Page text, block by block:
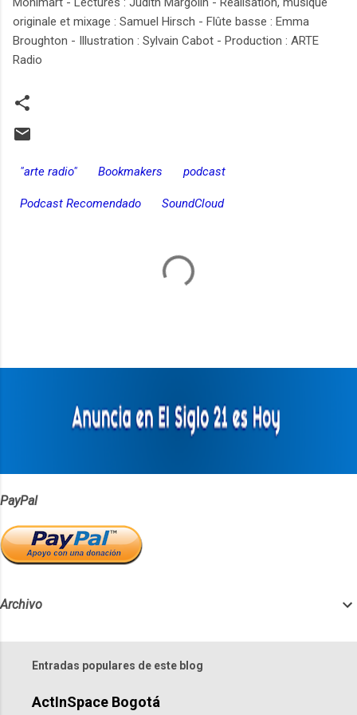
originale et mixage : Samuel Hirsch - Flûte basse : Emma
Broughton - Illustration : Sylvain Cabot - Production : ARTE
Radio
"arte radio" Bookmakers podcast
Podcast Recomendado SoundCloud
PayPal
Archivo
Entradas populares de este blog
ActInSpace Bogotá